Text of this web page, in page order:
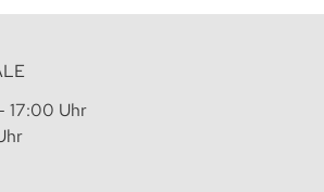
17:00 Uhr